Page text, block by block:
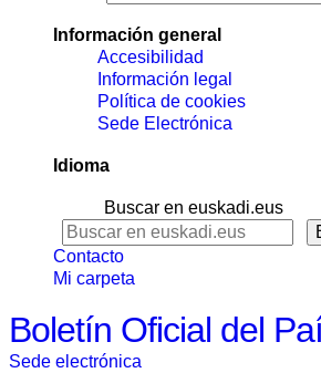
Información general
Accesibilidad
Información legal
Política de cookies
Sede Electrónica
Idioma
Buscar en euskadi.eus
Contacto
Mi carpeta
Boletín Oficial del
Sede electrónica